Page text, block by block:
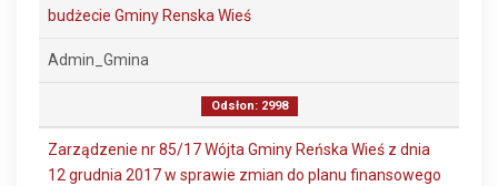
budżecie Gminy Renska Wieś
Admin_Gmina
Odsłon: 2998
Zarządzenie nr 85/17 Wójta Gminy Reńska Wieś z dnia
12 grudnia 2017 w sprawie zmian do planu finansowego